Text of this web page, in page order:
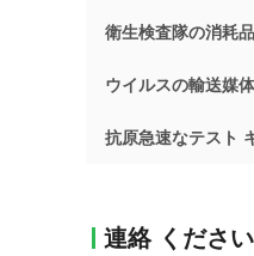
衛生検査隊の消耗品
ウイルスの輸送媒体
抗原急速なテスト
連絡 ください